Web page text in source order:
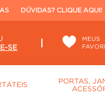
DÚVIDAS? CLIQUE AQUI!
MEUS
PORTAS,